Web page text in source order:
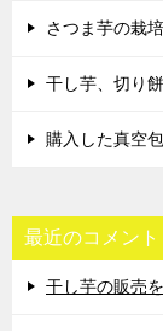
さつま芋の栽
干し芋、切り
購入した真空
最近のコメント
干し芋の販売